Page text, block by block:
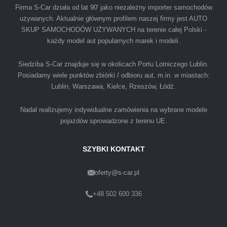
Polecam firmę s-car ze Świdnika. Dawno nie
podejściem. Szybko, sprawnie, w miłej
atmosferze. Nie wiedziałem, że sprzedaż
samochodu może być załatwiona tak
warunkach finansowych.
Lublin
Firma S-Car działa od lat 90' jako niezależny importer samochodów
używanych. Aktualnie głównym profilem naszej firmy jest AUTO
SKUP SAMOCHODÓW UŻYWANYCH na terenie całej Polski -
każdy model aut popularnych marek i modeli.
Siedziba S-Car znajduje się w okolicach Portu Lotniczego Lublin.
Posiadamy wiele punktów zbiórki / odbioru aut, m.in. w miastach:
Lublin, Warszawa, Kielce, Rzeszów, Łódź.
Nadal realizujemy indywidualne zamówienia na wybrane modele
pojazdów sprowadzone z terenu UE.
SZYBKI KONTAKT
oferty@s-car.pl
+48 502 600 336